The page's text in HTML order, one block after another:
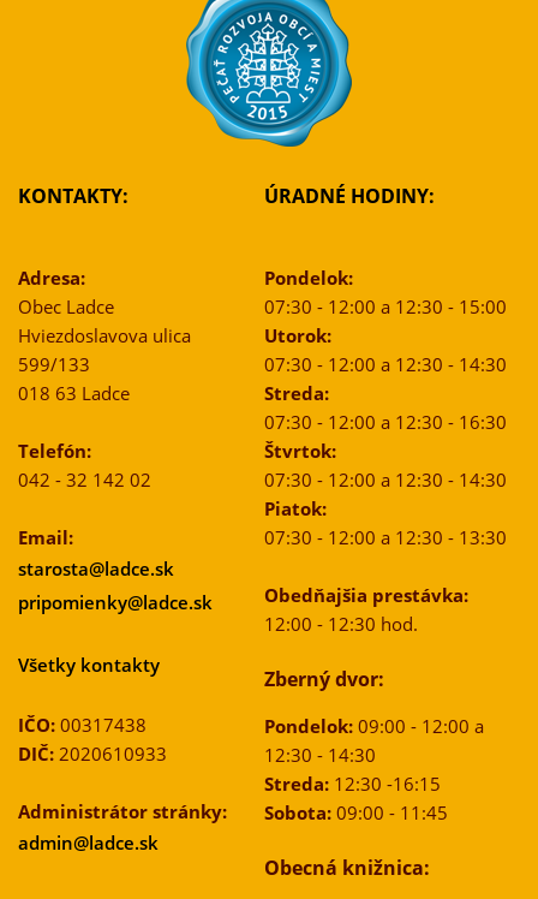
KONTAKTY:
Adresa:
Obec Ladce
Hviezdoslavova ulica
599/133
018 63 Ladce
Telefón:
042 - 32 142 02
Email:
starosta@ladce.sk
pripomienky@ladce.sk
Všetky kontakty
IČO: 00317438
DIČ: 2020610933
Administrátor stránky:
admin@ladce.sk
ÚRADNÉ HODINY:
Pondelok:
07:30 - 12:00 a 12:30 - 15:00
Utorok:
07:30 - 12:00 a 12:30 - 14:30
Streda:
07:30 - 12:00 a 12:30 - 16:30
Štvrtok:
07:30 - 12:00 a 12:30 - 14:30
Piatok:
07:30 - 12:00 a 12:30 - 13:30
Obedňajšia prestávka:
12:00 - 12:30 hod.
Zberný dvor:
Pondelok:09:00 - 12:00 a
12:30 - 14:30
Streda:12:30 -16:15
Sobota:09:00 - 11:45
Obecná knižnica: